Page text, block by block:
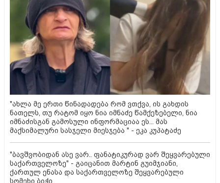
"ახლა მე ერთი წინადადება რომ ვთქვა, ის გახდის
ნათელს, თუ რატომ იყო ნია იმნაძე წამქეზებელი, ნია
იმნაძისგან გამოსული ინფორმაციაა ეს... მას
მაქსიმალური სასჯელი მიესჯება " - ეკა კუპატაძე
"ბავშვობიდან ასე ვარ.. ფანატიკურად ვარ შეყვარებული
საქართველოზე" - გაიცანით მარტინ გუიმჯიანი,
ქართულ ენასა და საქართველოზე შეყვარებული
სომეხი ბიჭი